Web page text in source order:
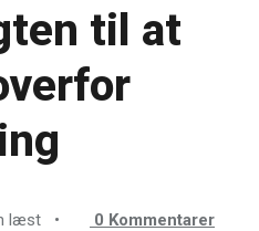
til at
læst • 0 Kommentarer